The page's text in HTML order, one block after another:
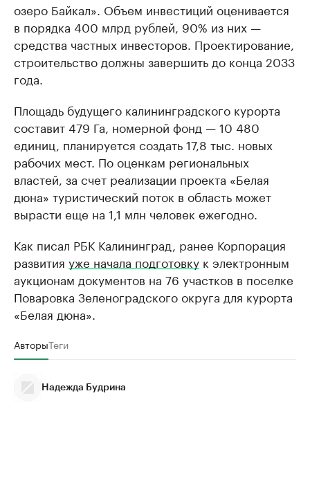
озеро Байкал». Объем инвестиций оценивается
в порядка 400 млрд рублей, 90% из них —
средства частных инвесторов. Проектирование,
строительство должны завершить до конца 2033
года.
Площадь будущего калининградского курорта
составит 479 Га, номерной фонд — 10 480
единиц, планируется создать 17,8 тыс. новых
рабочих мест. По оценкам региональных
властей, за счет реализации проекта «Белая
дюна» туристический поток в область может
вырасти еще на 1,1 млн человек ежегодно.
Как писал РБК Калининград, ранее Корпорация
развития уже начала подготовку к электронным
аукционам документов на 76 участков в поселке
Поваровка Зеленоградского округа для курорта
«Белая дюна».
АвторыТеги
Надежда Будрина